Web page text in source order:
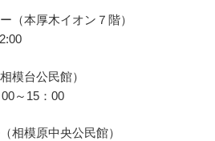
（本厚木イオン７階）
模台公民館）
～15：00
相模原中央公民館）